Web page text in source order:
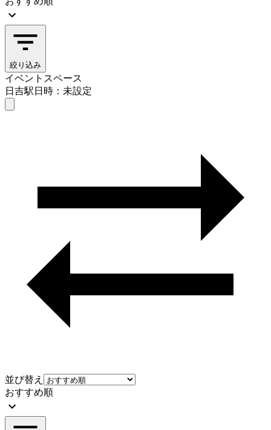
絞り込み
イベントスペース
日吉駅日時：未設定
並び替え
おすすめ順